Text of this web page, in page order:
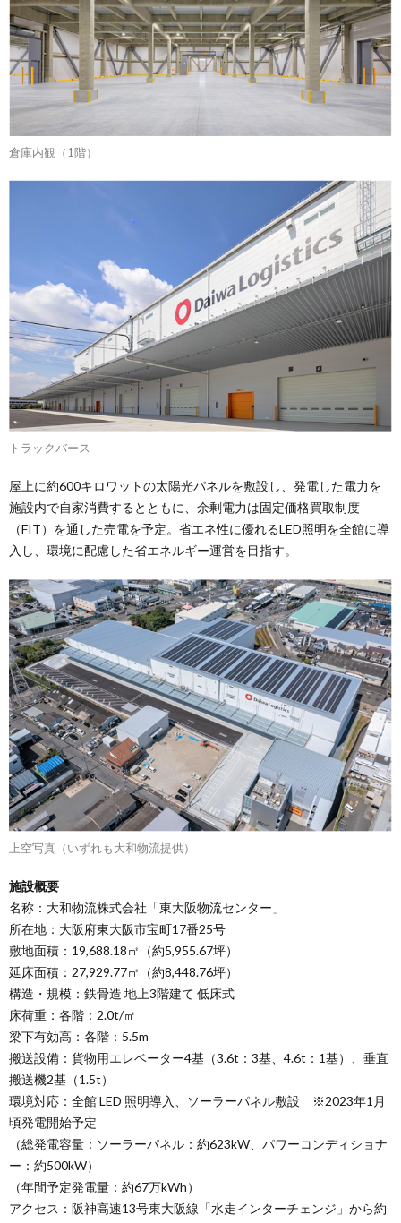
倉庫内観（1階）
トラックバース
屋上に約600キロワットの太陽光パネルを敷設し、発電した電力を
施設内で自家消費するとともに、余剰電力は固定価格買取制度
（FIT）を通した売電を予定。省エネ性に優れるLED照明を全館に導
入し、環境に配慮した省エネルギー運営を目指す。
上空写真（いずれも大和物流提供）
施設概要
名称：大和物流株式会社「東大阪物流センター」
所在地：大阪府東大阪市宝町17番25号
敷地面積：19,688.18㎡（約5,955.67坪）
延床面積：27,929.77㎡（約8,448.76坪）
構造・規模：鉄骨造 地上3階建て 低床式
床荷重：各階：2.0t/㎡
梁下有効高：各階：5.5m
搬送設備：貨物用エレベーター4基（3.6t：3基、4.6t：1基）、垂直
搬送機2基（1.5t）
環境対応：全館 LED 照明導入、ソーラーパネル敷設 ※2023年1月
頃発電開始予定
（総発電容量：ソーラーパネル：約623kW、パワーコンディショナ
ー：約500kW）
（年間予定発電量：約67万kWh）
アクセス：阪神高速13号東大阪線「水走インターチェンジ」から約